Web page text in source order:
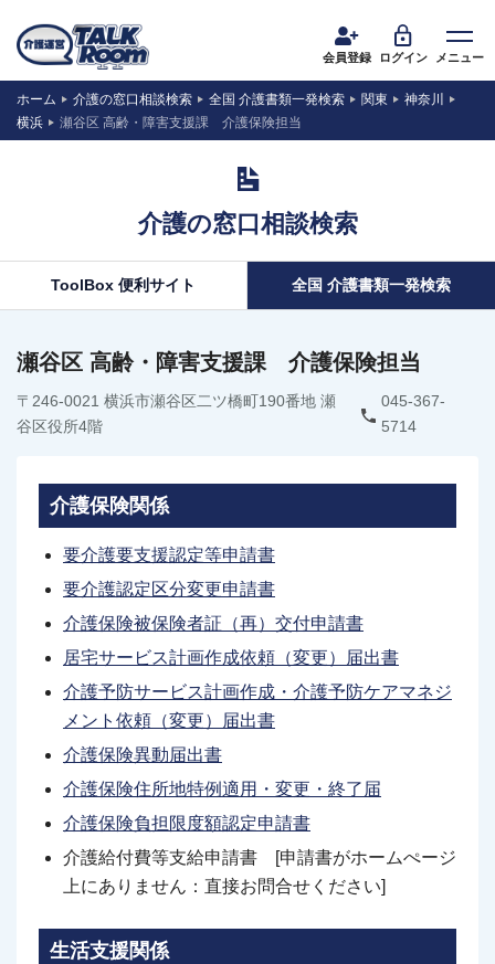
会員登録 ログイン メニュー
ホーム 介護の窓口相談検索 全国 介護書類一発検索 関東
神奈川
横浜
瀬谷区 高齢・障害支援課 介護保険担当
介護の窓口相談検索
ToolBox 便利サイト 全国 介護書類一発検索
瀬谷区 高齢・障害支援課 介護保険担当
〒246-0021 横浜市瀬谷区二ツ橋町190番地 瀬
谷区役所4階
045-367-
5714
介護保険関係
要介護要支援認定等申請書
要介護認定区分変更申請書
介護保険被保険者証（再）交付申請書
居宅サービス計画作成依頼（変更）届出書
介護予防サービス計画作成・介護予防ケアマネジ
メント依頼（変更）届出書
介護保険異動届出書
介護保険住所地特例適用・変更・終了届
介護保険負担限度額認定申請書
介護給付費等支給申請書 [申請書がホームぺージ
上にありません：直接お問合せください]
生活支援関係